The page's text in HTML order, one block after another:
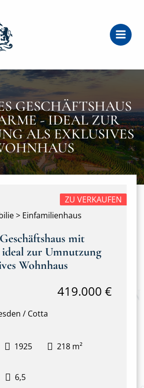
GESCHÄFTSHAUS
- IDEAL ZUR
ALS EXKLUSIVES
> Einfamilienhaus
ZU VERKAUFEN
mit
zur Umnutzung
Wohnhaus
/ Cotta
419.000 €
1925 218 m²
6,5